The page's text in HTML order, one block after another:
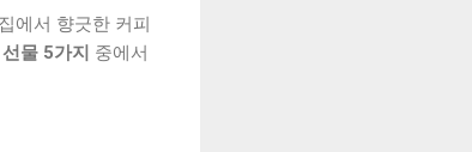
에서 향긋한 커피
물 5가지 중에서